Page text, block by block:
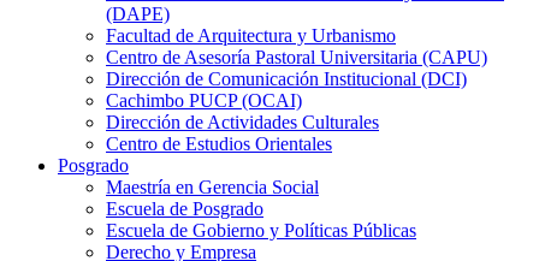
(DAPE)
Facultad de Arquitectura y Urbanismo
Centro de Asesoría Pastoral Universitaria (CAPU)
Dirección de Comunicación Institucional (DCI)
Cachimbo PUCP (OCAI)
Dirección de Actividades Culturales
Centro de Estudios Orientales
Posgrado
Maestría en Gerencia Social
Escuela de Posgrado
Escuela de Gobierno y Políticas Públicas
Derecho y Empresa